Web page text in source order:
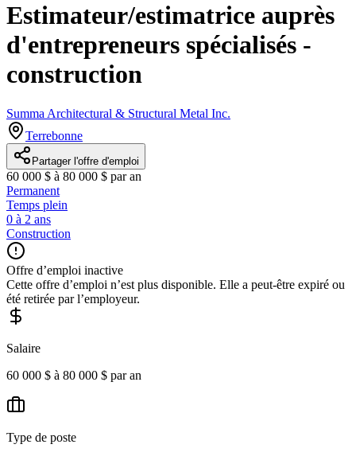
Estimateur/estimatrice auprès
d'entrepreneurs spécialisés -
construction
Summa Architectural & Structural Metal Inc.
Terrebonne
Partager l'offre d'emploi
60 000 $ à 80 000 $ par an
Permanent
Temps plein
0 à 2 ans
Construction
Offre d’emploi inactive
Cette offre d’emploi n’est plus disponible. Elle a peut-être expiré ou
été retirée par l’employeur.
Salaire
60 000 $ à 80 000 $ par an
Type de poste